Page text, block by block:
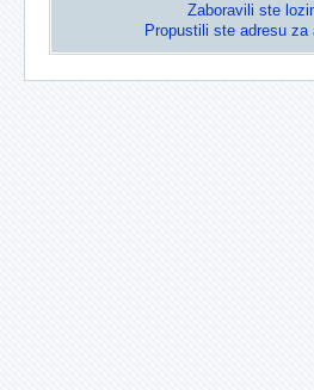
Zaboravili ste
Propustili ste adresu za